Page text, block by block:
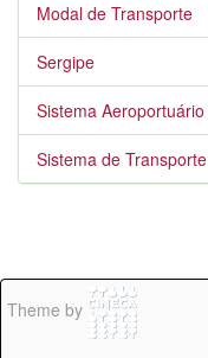
Modal de Transporte
Sergipe
Sistema Aeroportuário
Sistema de Transporte
Theme by